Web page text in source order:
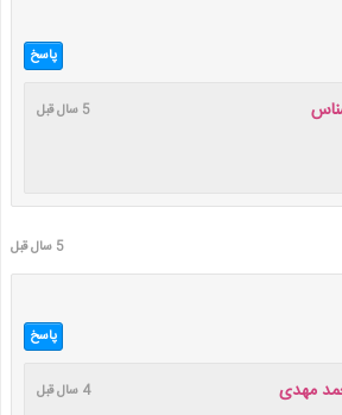
پاسخ
5 سال قبل
5 سال قبل
پاسخ
مهدی 4 سال قبل